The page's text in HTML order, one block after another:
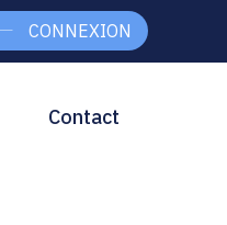
CONNEXION
Contact